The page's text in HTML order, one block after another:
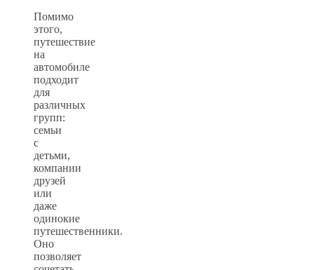
Помимо
этого,
путешествие
на
автомобиле
подходит
для
различных
групп:
семьи
с
детьми,
компании
друзей
или
даже
одинокие
путешественники.
Оно
позволяет